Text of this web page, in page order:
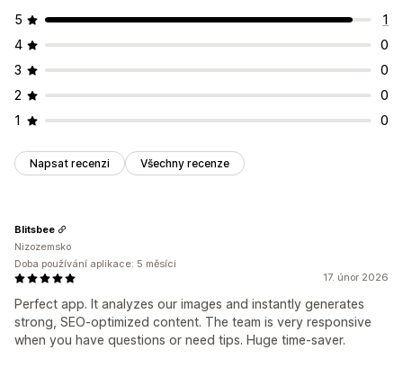
5
1
4
0
3
0
2
0
1
0
Napsat recenzi Všechny recenze
17. únor 2026
Perfect app. It analyzes our images and instantly generates
strong, SEO-optimized content. The team is very responsive
when you have questions or need tips. Huge time-saver.
Blitsbee
Nizozemsko
Doba používání aplikace: 5 měsíci